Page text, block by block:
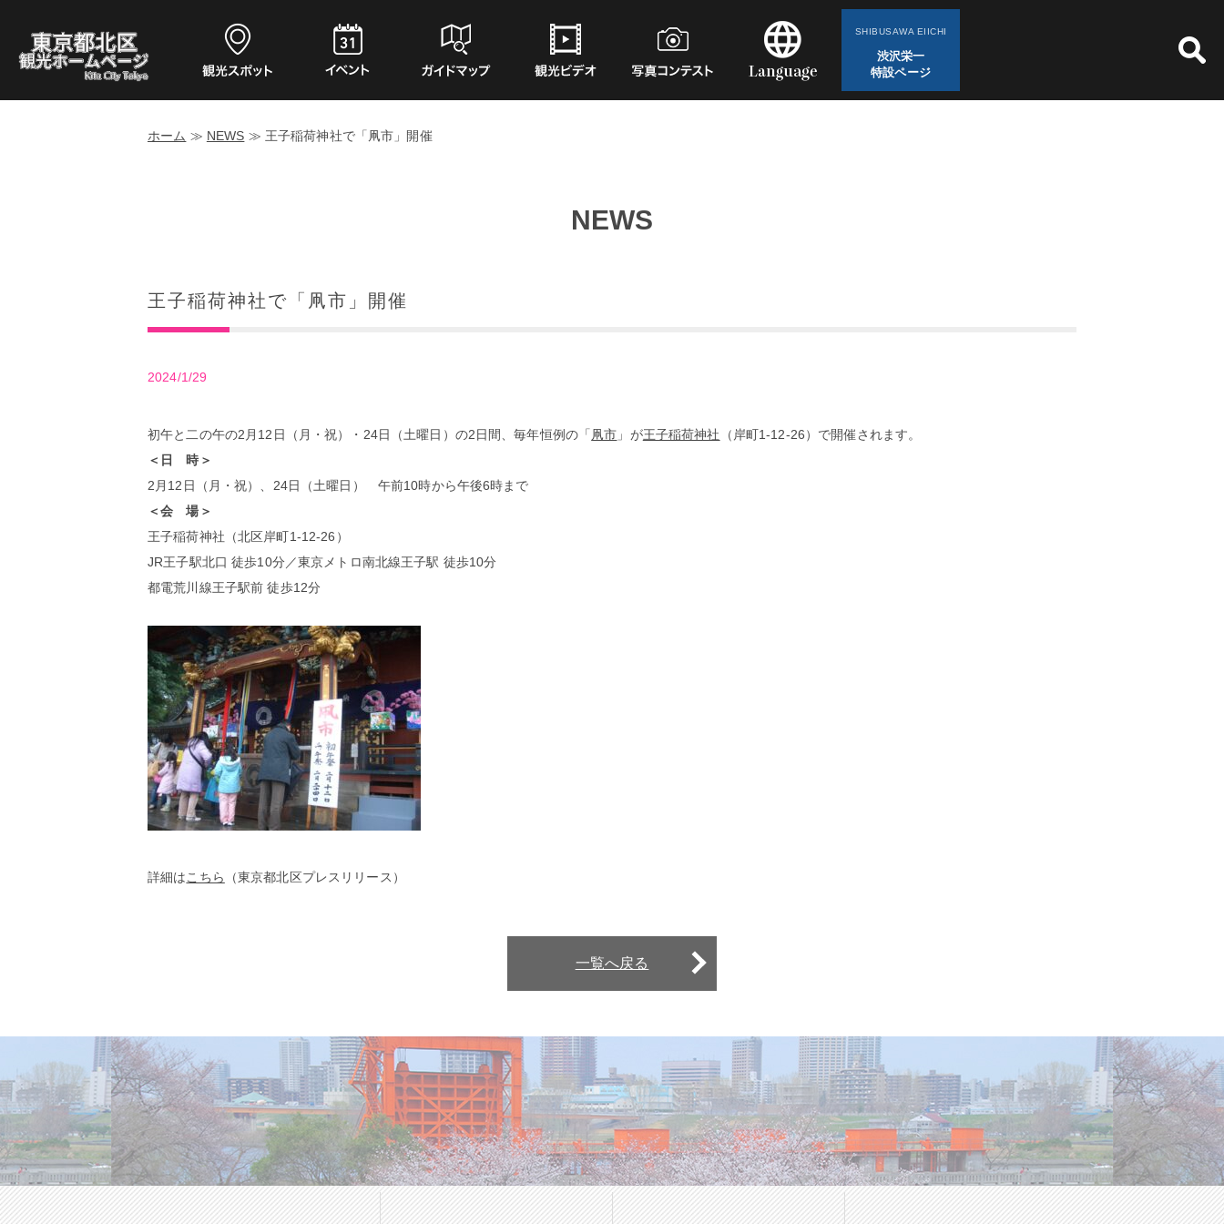
SHIBUSAWA EIICHI
渋沢栄一
特設ページ
ホーム ≫ NEWS ≫ 王子稲荷神社で「凧市」開催
NEWS
王子稲荷神社で「凧市」開催
2024/1/29
初午と二の午の2月12日（月・祝）・24日（土曜日）の2日間、毎年恒例の「 凧市 」が王子稲荷神社 （岸町1-12-26）で開催されます。
＜日 時＞
2月12日（月・祝）、24日（土曜日） 午前10時から午後6時まで
＜会 場＞
王子稲荷神社（北区岸町1-12-26）
JR王子駅北口 徒歩10分／東京メトロ南北線王子駅 徒歩10分
都電荒川線王子駅前 徒歩12分
詳細はこちら （東京都北区プレスリリース）
一覧へ戻る